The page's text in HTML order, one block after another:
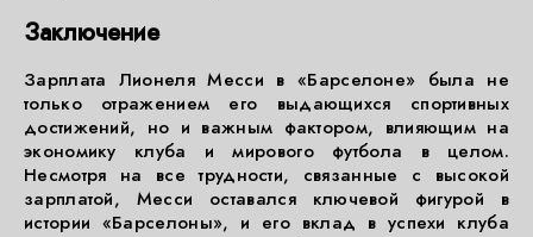
Заключение
Зарплата Лионеля Месси в «Барселоне» была не
только отражением его выдающихся спортивных
достижений, но и важным фактором, влияющим на
экономику клуба и мирового футбола в целом.
Несмотря на все трудности, связанные с высокой
зарплатой, Месси оставался ключевой фигурой в
истории «Барселоны», и его вклад в успехи клуба